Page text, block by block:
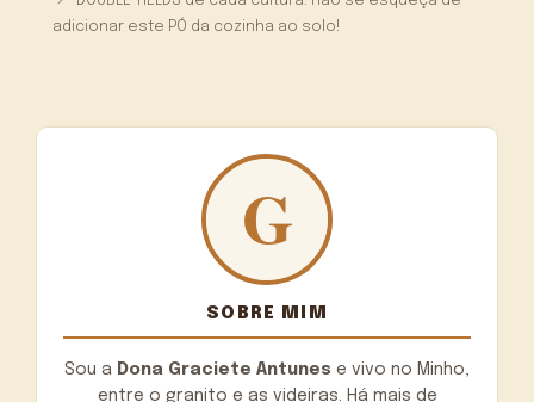
adicionar este PÓ da cozinha ao solo!
SOBRE MIM
Sou a Dona Graciete Antunes e vivo no Minho,
entre o granito e as videiras. Há mais de